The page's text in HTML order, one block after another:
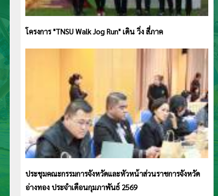
โครงการ "TNSU Walk Jog Run" เดิน วิ่ง สี่ภาค
ประชุมคณะกรรมการจังหวัดและหัวหน้าส่วนราชการจังหวัด
อ่างทอง ประจำเดือนกุมภาพันธ์ 2569